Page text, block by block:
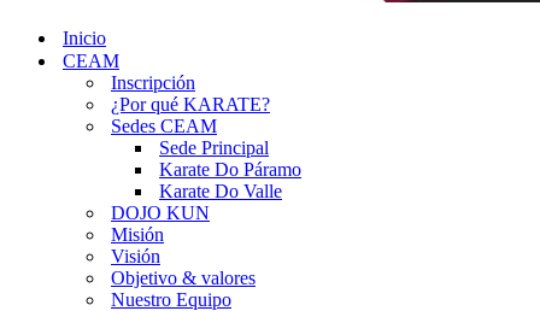
Inicio
CEAM
Inscripción
¿Por qué KARATE?
Sedes CEAM
Sede Principal
Karate Do Páramo
Karate Do Valle
DOJO KUN
Misión
Visión
Objetivo & valores
Nuestro Equipo